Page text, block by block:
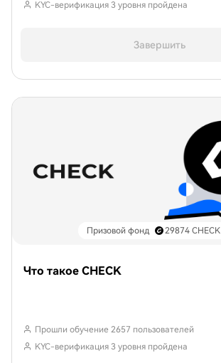
KYC-верификация 3 уровня пройдена
Завершить
Призовой фонд 29874 CHECK
Что такое CHECK
Прошли обучение 2657 пользователей
KYC-верификация 3 уровня пройдена